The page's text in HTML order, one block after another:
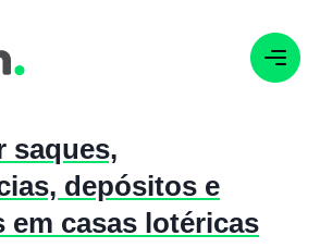
saques,
depósitos e
em casas lotéricas